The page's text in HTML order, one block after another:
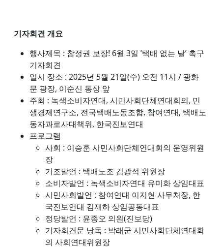
기자회견 개요
행사제목 : 참정권 보장! 6월 3일 ‘택배 없는 날’ 촉구
기자회견
일시 장소 : 2025년 5월 21일(수) 오전 11시 / 광화
문 광장, 이순신 동상 앞
주최 : 녹색소비자연대, 시민사회단체연대회의, 민
생경제연구소, 전국택배노동조합, 참여연대, 택배노
동자과로사대책위, 한국진보연대
프로그램
사회 : 이승훈 시민사회단체연대회의 운영위원
장
기조발언 : 택배노조 김광석 위원장
소비자발언 : 녹색소비자연대 유미화 상임대표
시민사회발언 : 참여연대 이지현 사무처장, 한
국진보연대 김재하 상임공동대표
정당발언 : 윤종오 의원(진보당)
기자회견문 낭독 : 박래군 시민사회단체연대회
의 사회연대위원장